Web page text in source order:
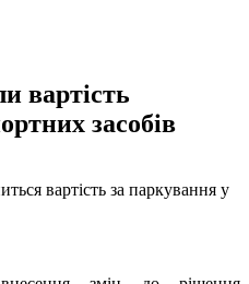
вартість
засобів
вартість за паркування у